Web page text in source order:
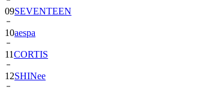
10aespa
11CORTIS
12SHINee
13BIGBANG